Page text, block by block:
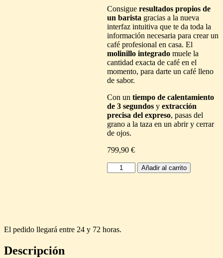
Consigueresultados propios de
un barista gracias a la nueva
interfaz intuitiva que te da toda la
información necesaria para crear un
café profesional en casa. El
molinillo integrado muele la
cantidad exacta de café en el
momento, para darte un café lleno
de sabor.
Con untiempo de calentamiento
de 3 segundos yextracción
precisa del expreso, pasas del
grano a la taza en un abrir y cerrar
de ojos.
799,90€
Cafetera
Espresso
Añadir al carrito
El pedido llegará entre 24 y 72 horas.
Descripción